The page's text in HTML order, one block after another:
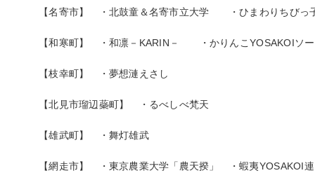
【名寄市】 ・北鼓童＆名寄市立大学 ・ひまわりちびっ
【和寒町】 ・和凛－KARIN－ ・かりんこYOSAKOIソー
【枝幸町】 ・夢想漣えさし
【北見市瑠辺蘂町】 ・るべしべ梵天
【雄武町】 ・舞灯雄武
【網走市】 ・東京農業大学「農天揆」 ・蝦夷YOSAKOI